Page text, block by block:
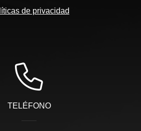
de privacidad
TELÉFONO